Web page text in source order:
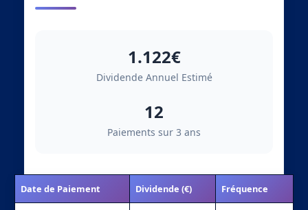
1.122€
Dividende Annuel Estimé
12
Paiements sur 3 ans
Date de Paiement Dividende (€) Fréquence